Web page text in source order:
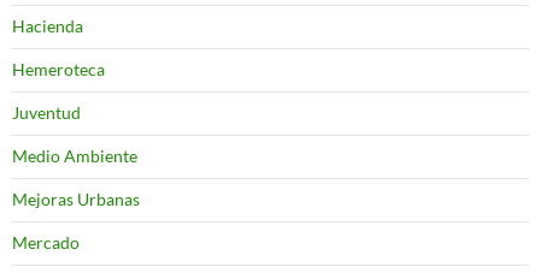
Hacienda
Hemeroteca
Juventud
Medio Ambiente
Mejoras Urbanas
Mercado